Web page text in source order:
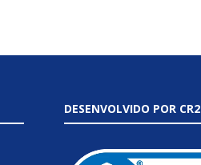
DESENVOLVIDO POR CR2